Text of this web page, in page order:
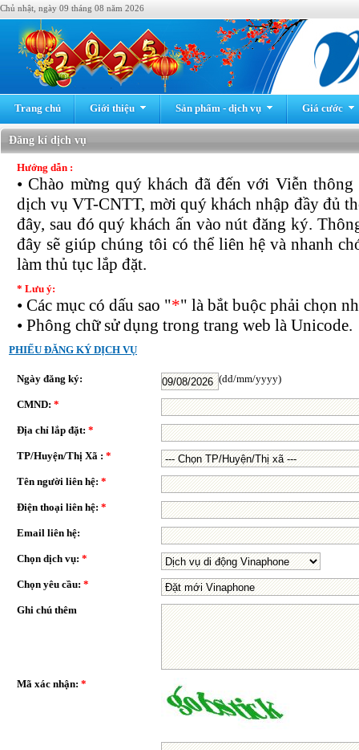
Chủ nhật, ngày 09 tháng 08 năm 2026
Trang chủ Giới thiệu Sản phẩm - dịch vụ Giá cước
Đăng kí dịch vụ
Hướng dẫn :
• Chào mừng quý khách đã đến với Viễn
dịch vụ VT-CNTT, mời quý khách nhập đầy đủ
đây, sau đó quý khách ấn vào nút đăng ký.
đây sẽ giúp chúng tôi có thể liên hệ và nhanh
làm thủ tục lắp đặt.
* Lưu ý:
• Các mục có dấu sao "*" là bắt buộc phải chọn
• Phông chữ sử dụng trong trang web là Unicode.
PHIẾU ĐĂNG KÝ DỊCH VỤ
Ngày đăng ký: (dd/mm/yyyy)
CMND: *
Địa chỉ lắp đặt: *
TP/Huyện/Thị Xã : *
Tên người liên hệ: *
Điện thoại liên hệ: *
Email liên hệ:
Chọn dịch vụ: *
Chọn yêu cầu: *
Ghi chú thêm
Mã xác nhận: *